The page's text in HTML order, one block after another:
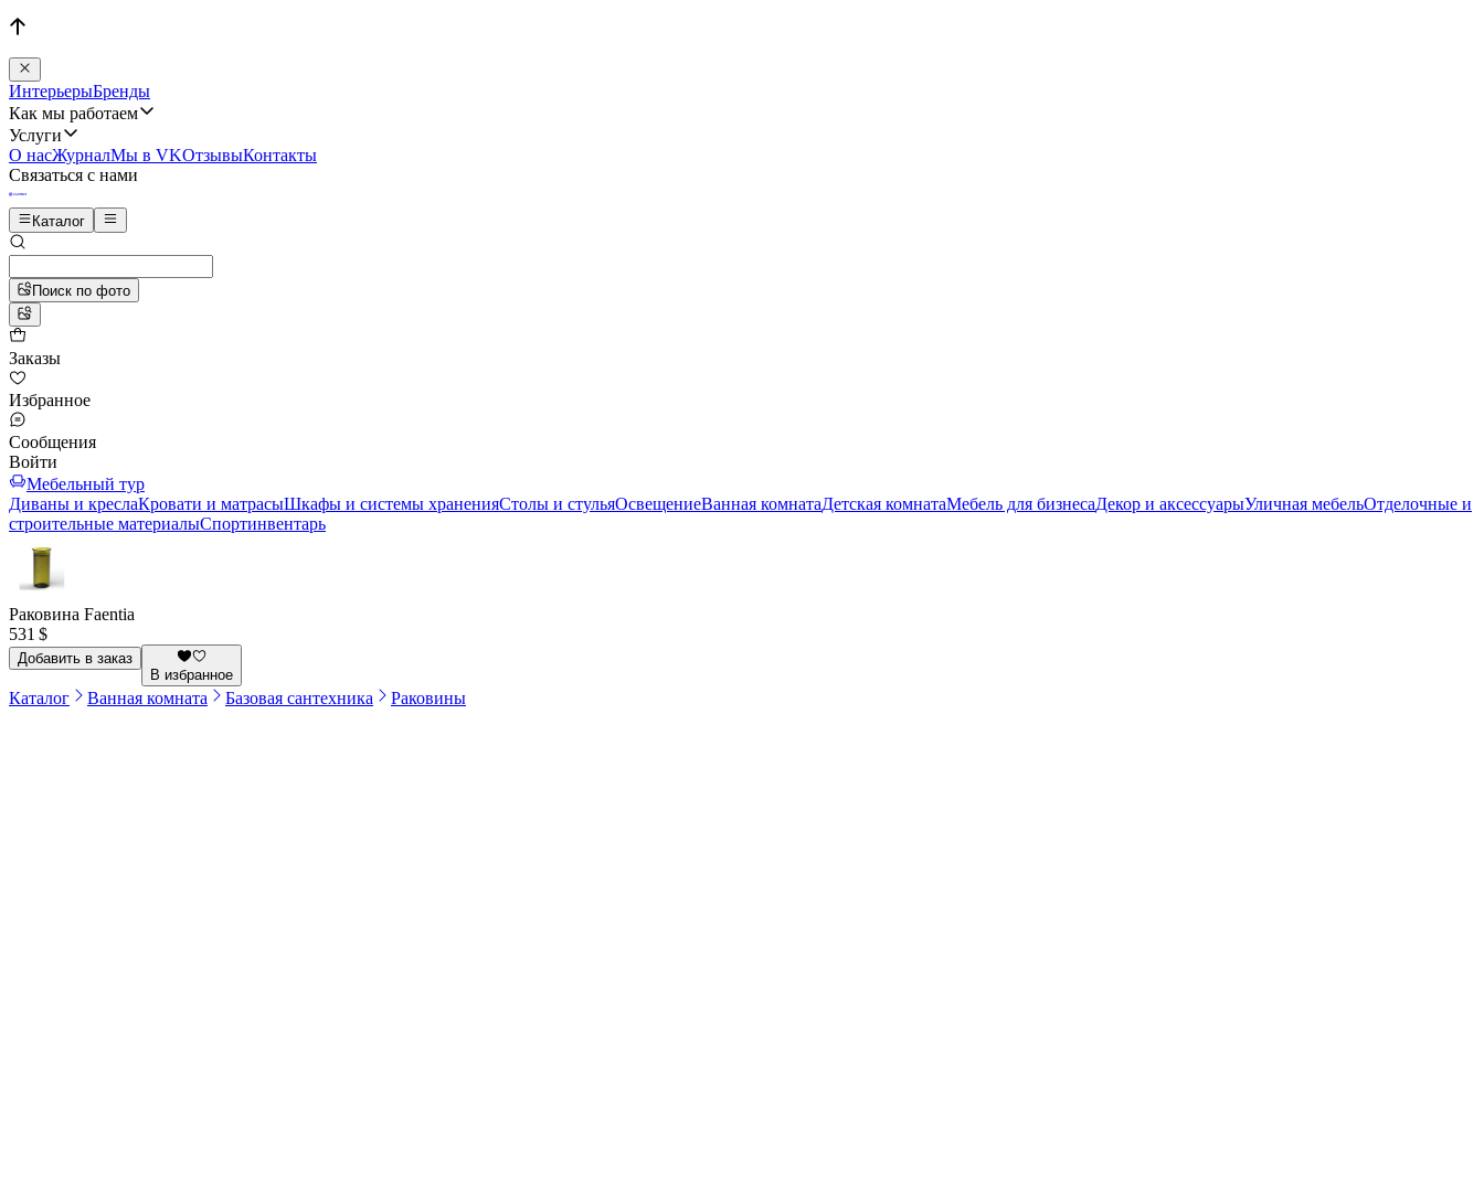
ИнтерьерыБренды
Как мы работаем
Услуги
О насЖурналМы в VKОтзывыКонтакты
Связаться с нами
Каталог
Поиск по фото
Заказы
Избранное
Сообщения
Войти
Мебельный тур
Диваны и креслаКровати и матрасыШкафы и системы храненияСтолы и стульяОсвещениеВанная комнатаДетская комнатаМебель для бизнесаДекор и аксессуарыУличная мебельОтделочные и
строительные материалыСпортинвентарь
Раковина Faentia
531 $
Добавить в заказ
В избранное
Каталог Ванная комната Базовая сантехника Раковины